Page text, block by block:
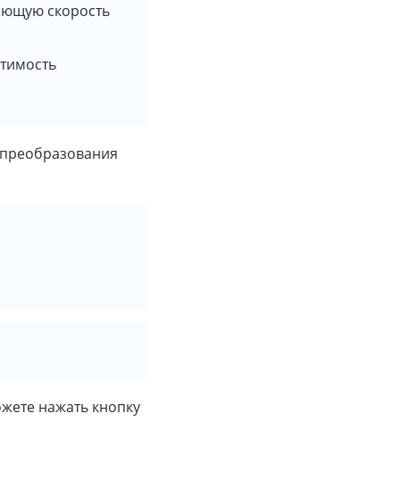
скорость
нажать кнопку